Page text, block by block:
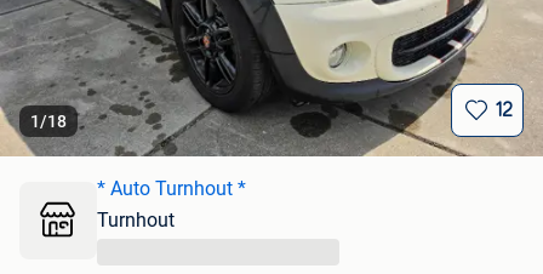
1/18
12
* Auto Turnhout *
Turnhout